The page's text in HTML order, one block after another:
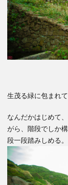
生茂る緑に包まれ
なんだかはじめて
がら、階段でしか
段一段踏みしめる。